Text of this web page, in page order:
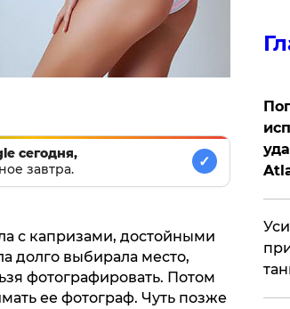
сегодня,
завтра.
✓
с капризами, достойными
долго выбирала место,
фотографировать. Потом
ее фотограф. Чуть позже